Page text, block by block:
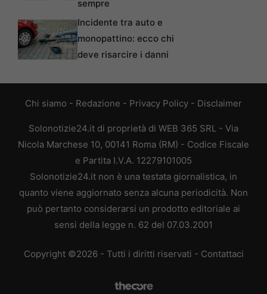
sempre
Incidente tra auto e
monopattino: ecco chi
deve risarcire i danni
Chi siamo - Redazione - Privacy Policy - Disclaimer
Solonotizie24.it di proprietà di WEB 365 SRL - Via
Nicola Marchese 10, 00141 Roma (RM) - Codice Fiscale
e Partita I.V.A. 12279101005
Solonotizie24.it non è una testata giornalistica, in
quanto viene aggiornato senza alcuna periodicità. Non
può pertanto considerarsi un prodotto editoriale ai
sensi della legge n. 62 del 07.03.2001
Copyright ©2026 - Tutti i diritti riservati - Contattaci